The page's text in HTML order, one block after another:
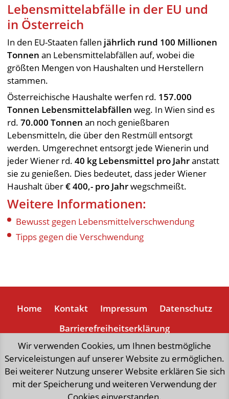
Lebensmittelabfälle in der EU und
in Österreich
In den EU-Staaten fallen jährlich rund 100 Millionen
Tonnen an Lebensmittelabfällen auf, wobei die
größten Mengen von Haushalten und Herstellern
stammen.
Österreichische Haushalte werfen rd. 157.000
Tonnen Lebensmittelabfällenweg. In Wien sind es
rd.70.000 Tonnenan noch genießbaren
Lebensmitteln, die über den Restmüll entsorgt
werden. Umgerechnet entsorgt jede Wienerin und
jeder Wiener rd.40 kg Lebensmittel pro Jahranstatt
sie zu genießen. Dies bedeutet, dass jeder Wiener
Haushalt über€ 400,- pro Jahrwegschmeißt.
Weitere Informationen:
Bewusst gegen Lebensmittelverschwendung
Tipps gegen die Verschwendung
Home Kontakt Impressum
Datenschutz
Barrierefreiheitserklärung
„natürlich weniger Mist“,eine Initiative der Stadt Wien,
forciert richtungsweisende Aktivitäten
zur Schonung wertvoller Ressourcen und
Wir verwenden Cookies, um Ihnen bestmögliche
Serviceleistungen auf unserer Website zu ermöglichen.
Bei weiterer Nutzung unserer Website erklären Sie sich
mit der Speicherung und weiteren Verwendung der